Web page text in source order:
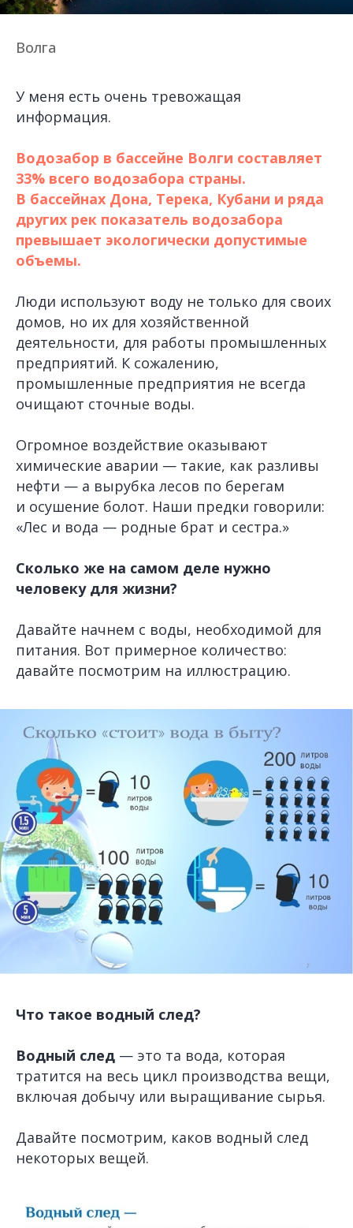
Волга
У меня есть очень тревожащая
информация.
Водозабор в бассейне Волги составляет
33% всего водозабора страны.
В бассейнах Дона, Терека, Кубани и ряда
других рек показатель водозабора
превышает экологически допустимые
объемы.
Люди используют воду не только для своих
домов, но их для хозяйственной
деятельности, для работы промышленных
предприятий. К сожалению,
промышленные предприятия не всегда
очищают сточные воды.
Огромное воздействие оказывают
химические аварии — такие, как разливы
нефти — а вырубка лесов по берегам
и осушение болот. Наши предки говорили:
«Лес и вода — родные брат и сестра.»
Сколько же на самом деле нужно
человеку для жизни?
Давайте начнем с воды, необходимой для
питания. Вот примерное количество:
давайте посмотрим на иллюстрацию.
Что такое водный след?
Водный след — это та вода, которая
тратится на весь цикл производства вещи,
включая добычу или выращивание сырья.
Давайте посмотрим, каков водный след
некоторых вещей.